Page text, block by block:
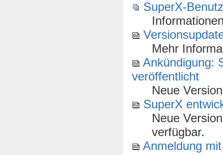
SuperX-
Mehr
Ankündigung:
veröffentlicht
Neue
SuperX
Neue
verfügbar.
Anmeldung